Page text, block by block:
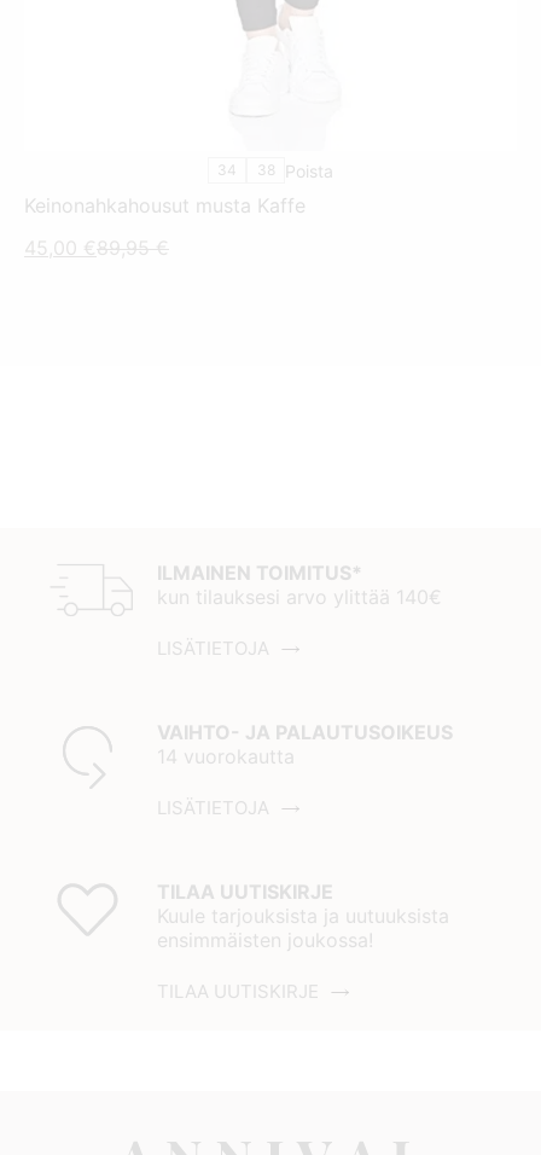
34 38 Poista
Keinonahkahousut musta Kaffe
45,00 €Nykyinen
89,95€Alkuperäinen
ILMAINEN TOIMITUS*
kun tilauksesi arvo ylittää 140€
LISÄTIETOJA
VAIHTO- JA PALAUTUSOIKEUS
14 vuorokautta
LISÄTIETOJA
TILAA UUTISKIRJE
Kuule tarjouksista ja uutuuksista
ensimmäisten joukossa!
TILAA UUTISKIRJE